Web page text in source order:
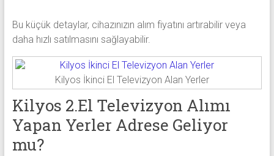
Bu küçük detaylar, cihazınızın alım fiyatını artırabilir veya
daha hızlı satılmasını sağlayabilir.
Kilyos İkinci El Televizyon Alan Yerler
Kilyos 2.El Televizyon Alımı
Yapan Yerler Adrese Geliyor
mu?